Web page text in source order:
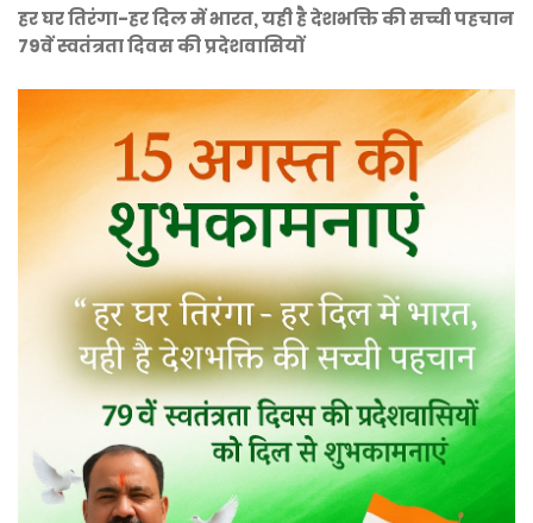
हर घर तिरंगा-हर दिल में भारत, यही है देशभक्ति की सच्ची पहचान
79वें स्वतंत्रता दिवस की प्रदेशवासियों